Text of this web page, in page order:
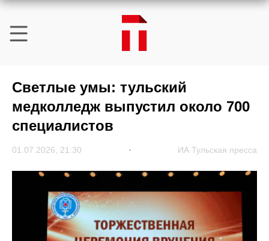
Светлые умы: тульский
медколледж выпустил около 700
специалистов
01.07.2026, 21:30 ИА Тульская пресса